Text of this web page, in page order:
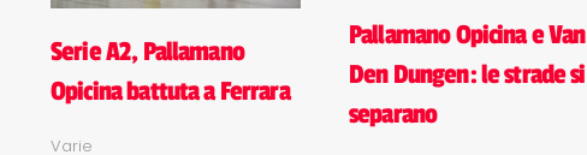
Serie A2, Pallamano
Opicina battuta a Ferrara
Varie
Pallamano Opicina e Van
Den Dungen: le strade si
separano